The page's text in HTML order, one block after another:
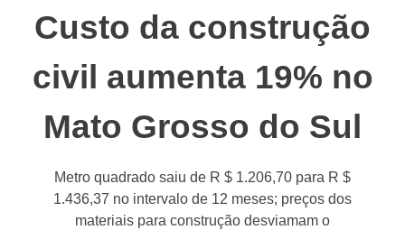
Custo da construção
civil aumenta 19% no
Mato Grosso do Sul
Metro quadrado saiu de R $ 1.206,70 para R $
1.436,37 no intervalo de 12 meses; preços dos
materiais para construção desviamam o